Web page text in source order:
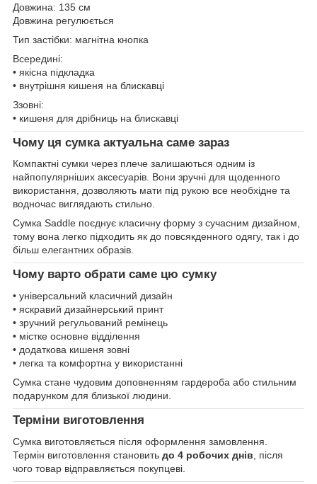
Довжина: 135 см
Довжина регулюється
Тип застібки: магнітна кнопка
Всередині:
• якісна підкладка
• внутрішня кишеня на блискавці
Ззовні:
• кишеня для дрібниць на блискавці
Чому ця сумка актуальна саме зараз
Компактні сумки через плече залишаються одним із
найпопулярніших аксесуарів. Вони зручні для щоденного
використання, дозволяють мати під рукою все необхідне та
водночас виглядають стильно.
Сумка Saddle поєднує класичну форму з сучасним дизайном,
тому вона легко підходить як до повсякденного одягу, так і до
більш елегантних образів.
Чому варто обрати саме цю сумку
• універсальний класичний дизайн
• яскравий дизайнерський принт
• зручний регульований ремінець
• містке основне відділення
• додаткова кишеня зовні
• легка та комфортна у використанні
Сумка стане чудовим доповненням гардероба або стильним
подарунком для близької людини.
Терміни виготовлення
Сумка виготовляється після оформлення замовлення.
Термін виготовлення становить до 4 робочих днів , після
чого товар відправляється покупцеві.